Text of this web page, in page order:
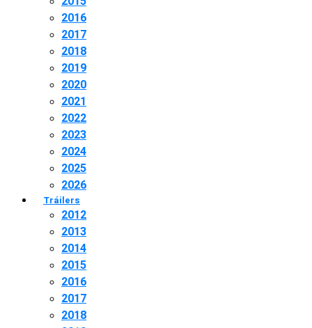
2016
2017
2018
2019
2020
2021
2022
2023
2024
2025
2026
Tráilers
2012
2013
2014
2015
2016
2017
2018